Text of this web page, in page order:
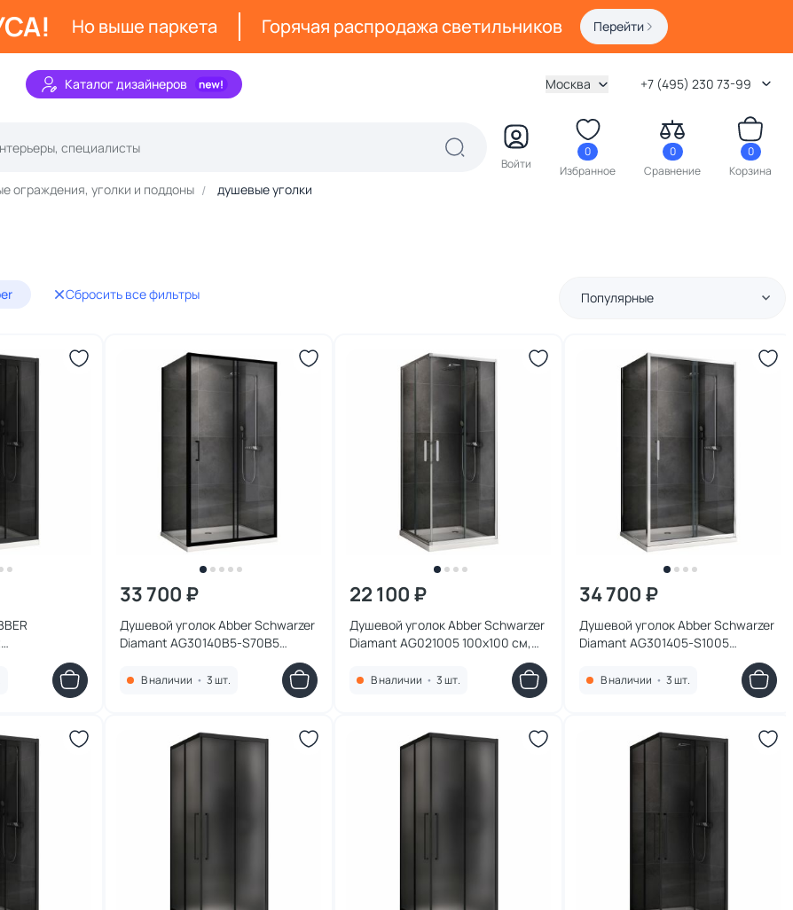
Но выше паркета Горячая распродажа светильников Перейти
Каталог дизайнеров Москва +7 (495) 230 73-99
Войти
0
Избранное
0
Сравнение
0
Корзина
ограждения, уголки и поддоны душевые уголки
Сбросить все фильтры Популярные
33 700 ₽
Душевой уголок Abber Schwarzer
Diamant AG30140B5-S70B5
стекло прозрачное
В наличии • 3 шт.
22 100 ₽
Душевой уголок Abber Schwarzer
Diamant AG021005 100х100 см,
прозрачное
В наличии • 3 шт.
34 700 ₽
Душевой уголок Abber Schwarzer
Diamant AG301405-S1005
стекло прозрачное
В наличии • 3 шт.